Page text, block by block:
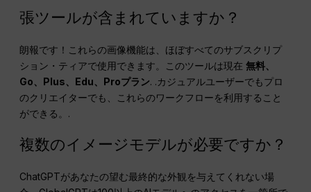
張ツールが含まれていますか？
朗報です！これらの画像機能は、ほぼすべてのサブスクリプ
ション・ティアで使用できます。このツールは現在無料、
Go、Plus、Edu、Proプラン. .カジュアルユーザーでもプロ
のクリエイターでも、これらのワークフローを利用すること
ができる。.
複数のイメージモデルが必要ですか？
ChatGPTがあなたの望む最終的な外観を与えてくれない場